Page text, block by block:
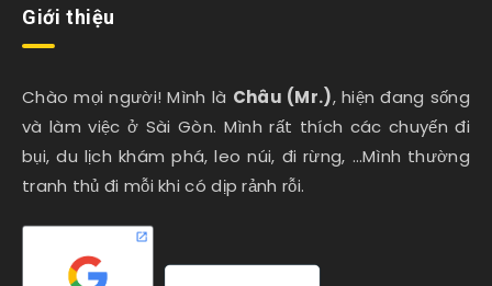
Giới thiệu
Chào mọi người! Mình là Châu (Mr.), hiện đang sống
và làm việc ở Sài Gòn. Mình rất thích các chuyến đi
bụi, du lịch khám phá, leo núi, đi rừng, …Mình thường
tranh thủ đi mỗi khi có dịp rảnh rỗi.